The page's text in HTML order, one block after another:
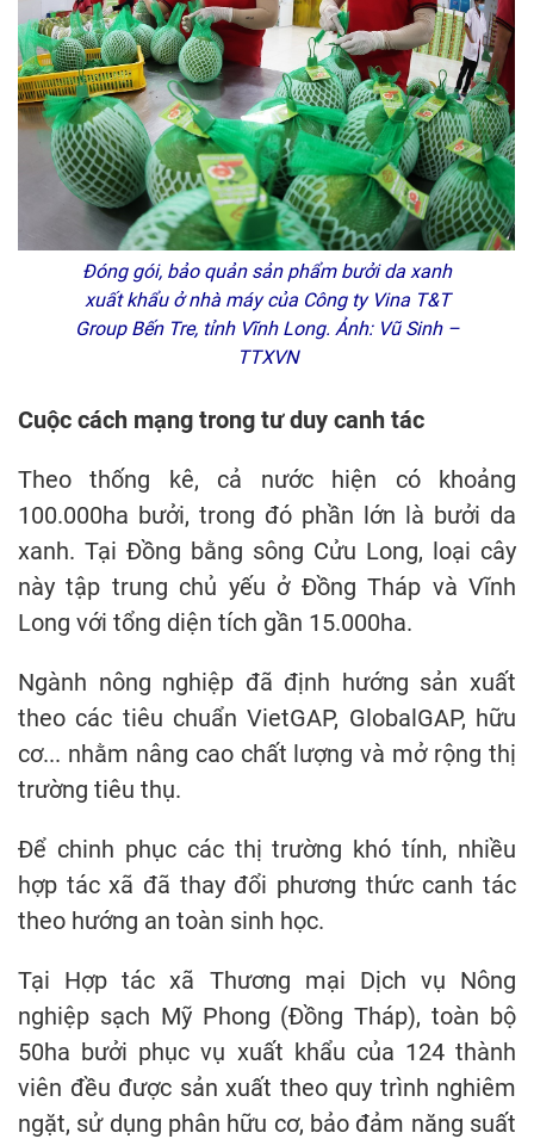
Đóng gói, bảo quản sản phẩm bưởi da xanh
xuất khẩu ở nhà máy của Công ty Vina T&T
Group Bến Tre, tỉnh Vĩnh Long. Ảnh: Vũ Sinh –
TTXVN
Cuộc cách mạng trong tư duy canh tác
Theo thống kê, cả nước hiện có khoảng
100.000ha bưởi, trong đó phần lớn là bưởi da
xanh. Tại Đồng bằng sông Cửu Long, loại cây
này tập trung chủ yếu ở Đồng Tháp và Vĩnh
Long với tổng diện tích gần 15.000ha.
Ngành nông nghiệp đã định hướng sản xuất
theo các tiêu chuẩn VietGAP, GlobalGAP, hữu
cơ... nhằm nâng cao chất lượng và mở rộng thị
trường tiêu thụ.
Để chinh phục các thị trường khó tính, nhiều
hợp tác xã đã thay đổi phương thức canh tác
theo hướng an toàn sinh học.
Tại Hợp tác xã Thương mại Dịch vụ Nông
nghiệp sạch Mỹ Phong (Đồng Tháp), toàn bộ
50ha bưởi phục vụ xuất khẩu của 124 thành
viên đều được sản xuất theo quy trình nghiêm
ngặt, sử dụng phân hữu cơ, bảo đảm năng suất